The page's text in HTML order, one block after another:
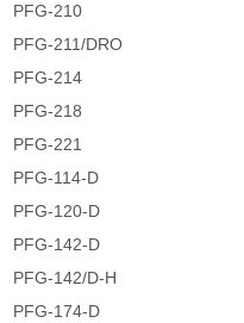
PFG-210
PFG-211/DRO
PFG-214
PFG-218
PFG-221
PFG-114-D
PFG-120-D
PFG-142-D
PFG-142/D-H
PFG-174-D